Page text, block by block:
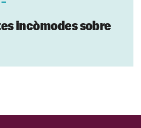
incòmodes sobre